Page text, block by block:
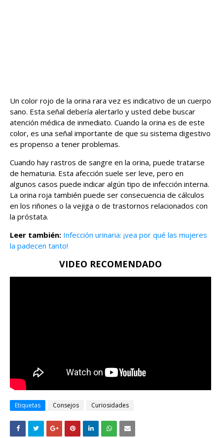
Un color rojo de la orina rara vez es indicativo de un cuerpo
sano. Esta señal debería alertarlo y usted debe buscar
atención médica de inmediato. Cuando la orina es de este
color, es una señal importante de que su sistema digestivo
es propenso a tener problemas.
Cuando hay rastros de sangre en la orina, puede tratarse
de hematuria. Esta afección suele ser leve, pero en
algunos casos puede indicar algún tipo de infección interna.
La orina roja también puede ser consecuencia de cálculos
en los riñones o la vejiga o de trastornos relacionados con
la próstata.
Leer también: Infección urinaria: ¡vea por qué las mujeres
la padecen tanto!
VIDEO RECOMENDADO
Etiquetas Consejos Curiosidades